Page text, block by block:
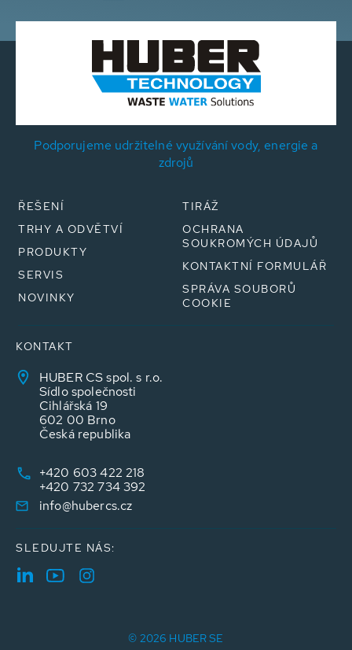
Podporujeme udržitelné využívání vody, energie a
zdrojů
ŘEŠENÍ
TRHY A ODVĚTVÍ
PRODUKTY
SERVIS
NOVINKY
TIRÁŽ
OCHRANA
SOUKROMÝCH ÚDAJŮ
KONTAKTNÍ FORMULÁŘ
SPRÁVA SOUBORŮ
COOKIE
KONTAKT
HUBER CS spol. s r.o.
Sídlo společnosti
Cihlářská 19
602 00 Brno
Česká republika
+420 603 422 218
+420 732 734 392
info@hubercs.cz
SLEDUJTE NÁS:
© 2026 HUBER SE